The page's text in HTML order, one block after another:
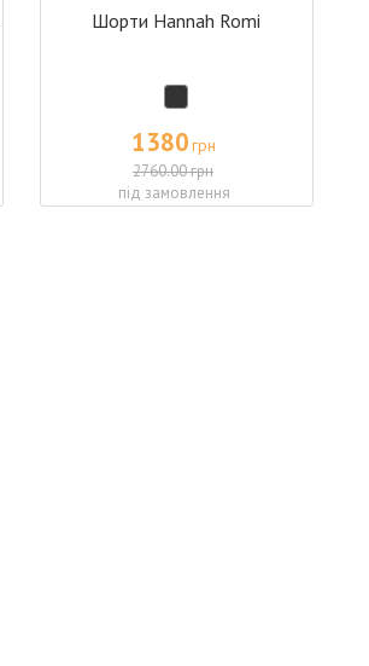
Шорти Hannah Romi
1380грн
2760.00 грн
під замовлення